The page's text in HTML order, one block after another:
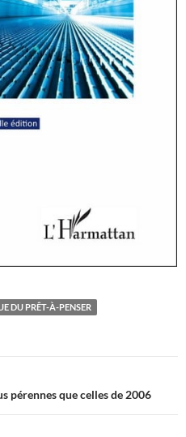
DU PRÊT-À-PENSER
pérennes que celles de 2006